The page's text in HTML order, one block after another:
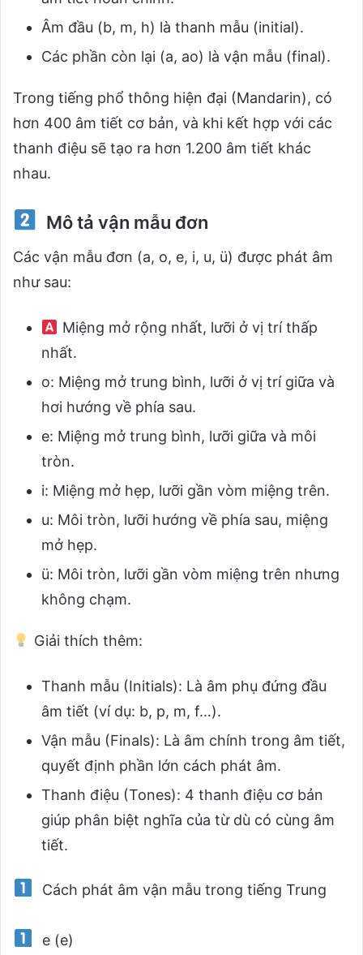
Âm đầu (b, m, h) là thanh mẫu (initial).
Các phần còn lại (a, ao) là vận mẫu (final).
Trong tiếng phổ thông hiện đại (Mandarin), có
hơn 400 âm tiết cơ bản, và khi kết hợp với các
thanh điệu sẽ tạo ra hơn 1.200 âm tiết khác
nhau.
Mô tả vận mẫu đơn
Các vận mẫu đơn (a, o, e, i, u, ü) được phát âm
như sau:
Miệng mở rộng nhất, lưỡi ở vị trí thấp
nhất.
o: Miệng mở trung bình, lưỡi ở vị trí giữa và
hơi hướng về phía sau.
e: Miệng mở trung bình, lưỡi giữa và môi
tròn.
i: Miệng mở hẹp, lưỡi gần vòm miệng trên.
u: Môi tròn, lưỡi hướng về phía sau, miệng
mở hẹp.
ü: Môi tròn, lưỡi gần vòm miệng trên nhưng
không chạm.
Giải thích thêm:
Thanh mẫu (Initials): Là âm phụ đứng đầu
âm tiết (ví dụ: b, p, m, f…).
Vận mẫu (Finals): Là âm chính trong âm tiết,
quyết định phần lớn cách phát âm.
Thanh điệu (Tones): 4 thanh điệu cơ bản
giúp phân biệt nghĩa của từ dù có cùng âm
tiết.
Cách phát âm vận mẫu trong tiếng Trung
e (e)